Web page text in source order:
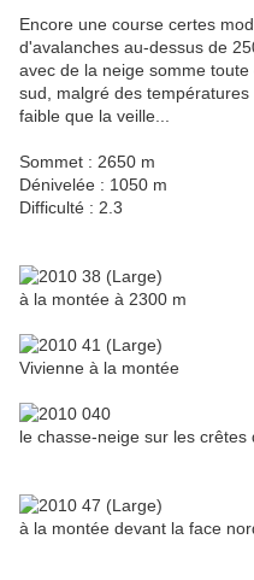
Encore une course certes
d'avalanches au-dessus de
avec de la neige somme
sud, malgré des
faible que la veille...
Sommet : 2650 m
Dénivelée : 1050 m
Difficulté : 2.3
à la montée à 2300 m
Vivienne à la montée
le chasse-neige sur les crêtes
à la montée devant la face